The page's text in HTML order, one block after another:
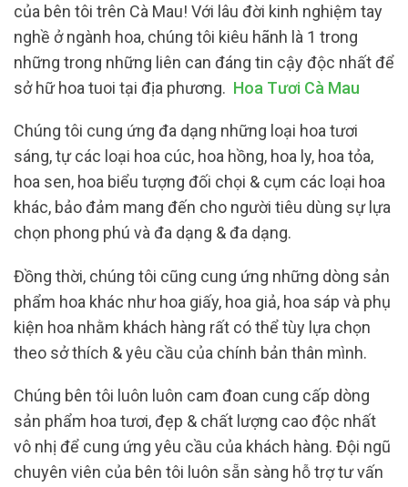
của bên tôi trên Cà Mau! Với lâu đời kinh nghiệm tay
nghề ở ngành hoa, chúng tôi kiêu hãnh là 1 trong
những trong những liên can đáng tin cậy độc nhất để
sở hữ hoa tuoi tại địa phương. Hoa Tươi Cà Mau
Chúng tôi cung ứng đa dạng những loại hoa tươi
sáng, tự các loại hoa cúc, hoa hồng, hoa ly, hoa tỏa,
hoa sen, hoa biểu tượng đối chọi & cụm các loại hoa
khác, bảo đảm mang đến cho người tiêu dùng sự lựa
chọn phong phú và đa dạng & đa dạng.
Đồng thời, chúng tôi cũng cung ứng những dòng sản
phẩm hoa khác như hoa giấy, hoa giả, hoa sáp và phụ
kiện hoa nhằm khách hàng rất có thể tùy lựa chọn
theo sở thích & yêu cầu của chính bản thân mình.
Chúng bên tôi luôn luôn cam đoan cung cấp dòng
sản phẩm hoa tươi, đẹp & chất lượng cao độc nhất
vô nhị để cung ứng yêu cầu của khách hàng. Đội ngũ
chuyên viên của bên tôi luôn sẵn sàng hỗ trợ tư vấn